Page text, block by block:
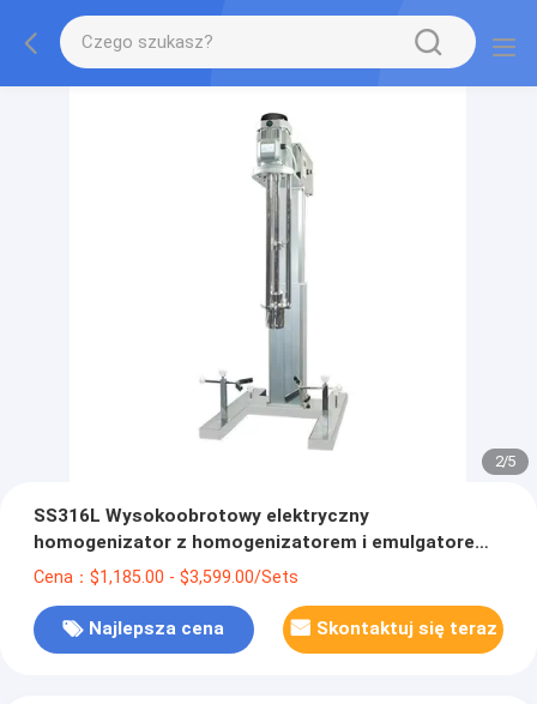
2/5
SS316L Wysokoobrotowy elektryczny
homogenizator z homogenizatorem i emulgatorem
300L
Cena：$1,185.00 - $3,599.00/Sets
Najlepsza cena Skontaktuj się teraz